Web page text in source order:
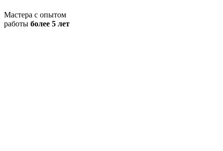
Мастера с опытом
работы более 5 лет